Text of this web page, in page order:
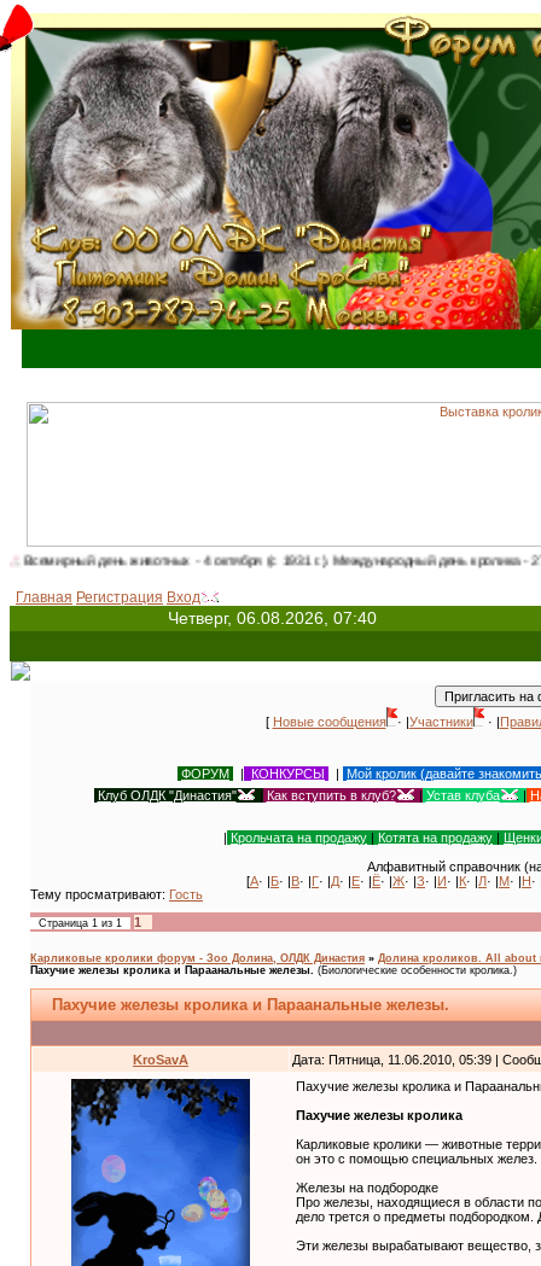
день животных - 4 октября (с 1931 г.). Международный день кролика - 27
Главная Регистрация Вход
Четверг, 06.08.2026, 07:40
[ Новые сообщения · |Участники · |
ФОРУМ | КОНКУРСЫ | Мой кролик (давайте
Клуб ОЛДК "Династия"
| Как вступить в клуб? | Устав клуба |
| Крольчата на продажу | Котята на продажу |
Алфавитный справочник
[А· |Б· |В· |Г· |Д· |Е· |Ё· |Ж· |З· |И· |К· |Л· |М· |Н·
Тему просматривают: Гость
Страница 1 из 1 1
Карликовые кролики форум - Зоо Долина, ОЛДК Династия » Долина кроликов. All about
Пахучие железы кролика и Параанальные железы. (Биологические особенности кролика.)
Пахучие железы кролика и Параанальные железы.
KroSavA Дата: Пятница, 11.06.2010, 05:39 |
Пахучие железы кролика и
Пахучие железы кролика
Карликовые кролики — животные
он это с помощью специальных желез.
Железы на подбородке
Про железы, находящиеся в области
дело трется о предметы
Эти железы вырабатывают вещество,